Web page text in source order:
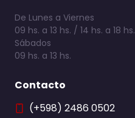
De Lunes a Viernes
09 hs. a 13 hs. / 14 hs. a 18 hs.
Sábados
09 hs. a 13 hs.
Contacto
(+598) 2486 0502